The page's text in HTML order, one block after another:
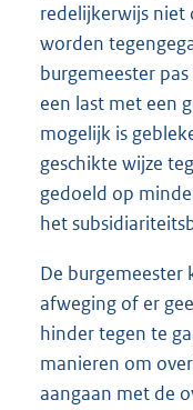
redelijkerwijs niet
worden
burgemeester
een last met een
mogelijk is
geschikte wijze
gedoeld op
het
De
afweging of er
hinder tegen te
manieren om
aangaan met de